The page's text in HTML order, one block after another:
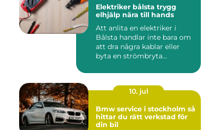
Elektriker bålsta trygg
elhjälp nära till hands
Att anlita en elektriker i
Bålsta handlar inte bara om
att dra några kablar eller
byta en strömbryta...
10. jul
Bmw service i stockholm så
hittar du rätt verkstad för
din bil